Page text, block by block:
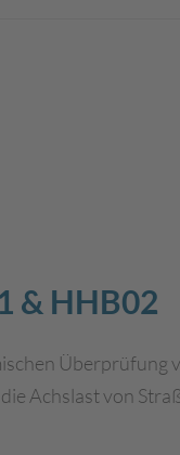
& HHB02
Überprüfung
Achslast von